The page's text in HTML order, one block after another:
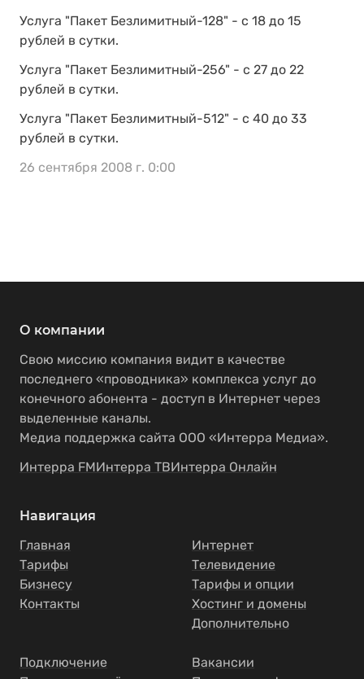
Услуга "Пакет Безлимитный-128" - с 18 до 15
рублей в сутки.
Услуга "Пакет Безлимитный-256" - с 27 до 22
рублей в сутки.
Услуга "Пакет Безлимитный-512" - с 40 до 33
рублей в сутки.
26 сентября 2008 г. 0:00
О компании
Свою миссию компания видит в качестве
последнего «проводника» комплекса услуг до
конечного абонента - доступ в Интернет через
выделенные каналы.
Медиа поддержка сайта ООО «Интерра Медиа».
Интерра FMИнтерра ТВИнтерра Онлайн
Навигация
Главная
Тарифы
Бизнесу
Контакты
Интернет
Телевидение
Тарифы и опции
Хостинг и домены
Дополнительно
Подключение
Вакансии